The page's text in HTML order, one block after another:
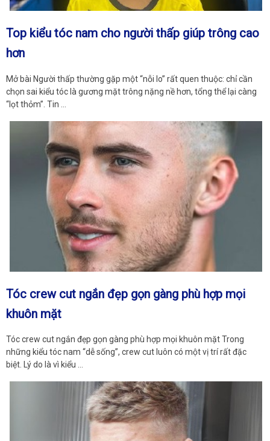
Top kiểu tóc nam cho người thấp giúp trông cao
hơn
Mở bài Người thấp thường gặp một “nỗi lo” rất quen thuộc: chỉ cần
chọn sai kiểu tóc là gương mặt trông nặng nề hơn, tổng thể lại càng
“lọt thỏm”. Tin …
Tóc crew cut ngắn đẹp gọn gàng phù hợp mọi
khuôn mặt
Tóc crew cut ngắn đẹp gọn gàng phù hợp mọi khuôn mặt Trong
những kiểu tóc nam “dễ sống”, crew cut luôn có một vị trí rất đặc
biệt. Lý do là vì kiểu …